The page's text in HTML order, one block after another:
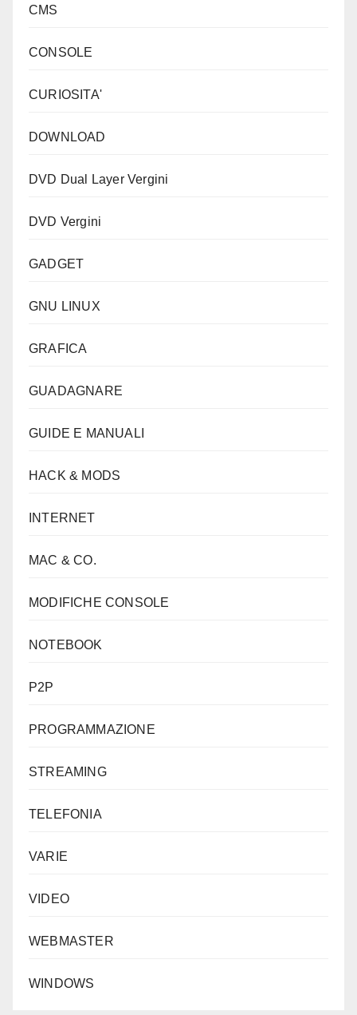
CMS
CONSOLE
CURIOSITA'
DOWNLOAD
DVD Dual Layer Vergini
DVD Vergini
GADGET
GNU LINUX
GRAFICA
GUADAGNARE
GUIDE E MANUALI
HACK & MODS
INTERNET
MAC & CO.
MODIFICHE CONSOLE
NOTEBOOK
P2P
PROGRAMMAZIONE
STREAMING
TELEFONIA
VARIE
VIDEO
WEBMASTER
WINDOWS